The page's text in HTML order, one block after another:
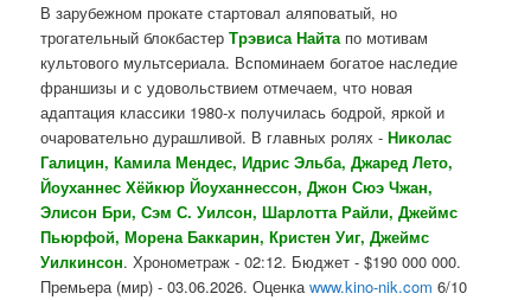
В зарубежном прокате стартовал аляповатый, но
трогательный блокбастерТрэвиса Найтапо мотивам
культового мультсериала. Вспоминаем богатое наследие
франшизы и с удовольствием отмечаем, что новая
адаптация классики 1980-х получилась бодрой, яркой и
очаровательно дурашливой. В главных ролях -Николас
Галицин, Камила Мендес, Идрис Эльба, Джаред Лето,
Йоуханнес Хёйкюр Йоуханнессон, Джон Сюэ Чжан,
Элисон Бри, Сэм С. Уилсон, Шарлотта Райли, Джеймс
Пьюрфой, Морена Баккарин, Кристен Уиг, Джеймс
Уилкинсон. Хронометраж - 02:12. Бюджет - $190 000 000.
Премьера (мир) - 03.06.2026. Оценкаwww.kino-nik.com 6/10